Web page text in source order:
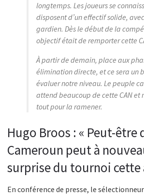
longtemps. Les joueurs se
disposent d’un effectif solide,
gardien. Dès le début de la
objectif était de remporter cette
À partir de demain, place aux
élimination directe, et ce sera un
évaluer notre niveau. Le peuple
attend beaucoup de cette CAN et
tout pour la ramener.
Hugo Broos : « Peut-être
Cameroun peut à
surprise du tournoi cette
En conférence de presse, le